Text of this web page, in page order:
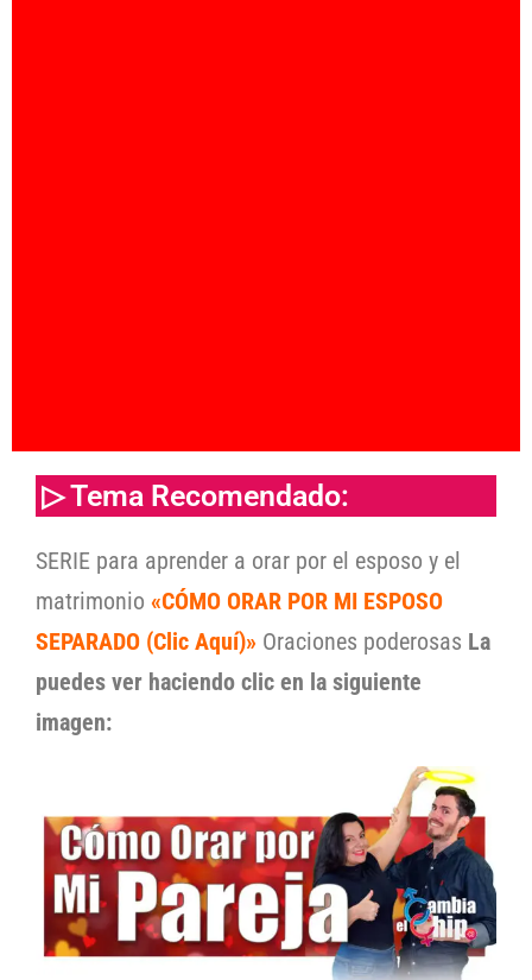
▷ Tema Recomendado:
SERIE para aprender a orar por el esposo y el
matrimonio «CÓMO ORAR POR MI ESPOSO
SEPARADO (Clic Aquí)» Oraciones poderosas La
puedes ver haciendo clic en la siguiente
imagen: